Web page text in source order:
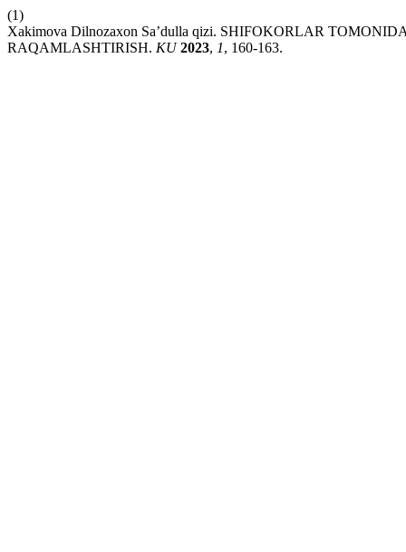
(1)
Xakimova Dilnozaxon Sa’dulla qizi. SHIFОKОRLАR
RAQAMLASHTIRISH. KU 2023, 1, 160-163.